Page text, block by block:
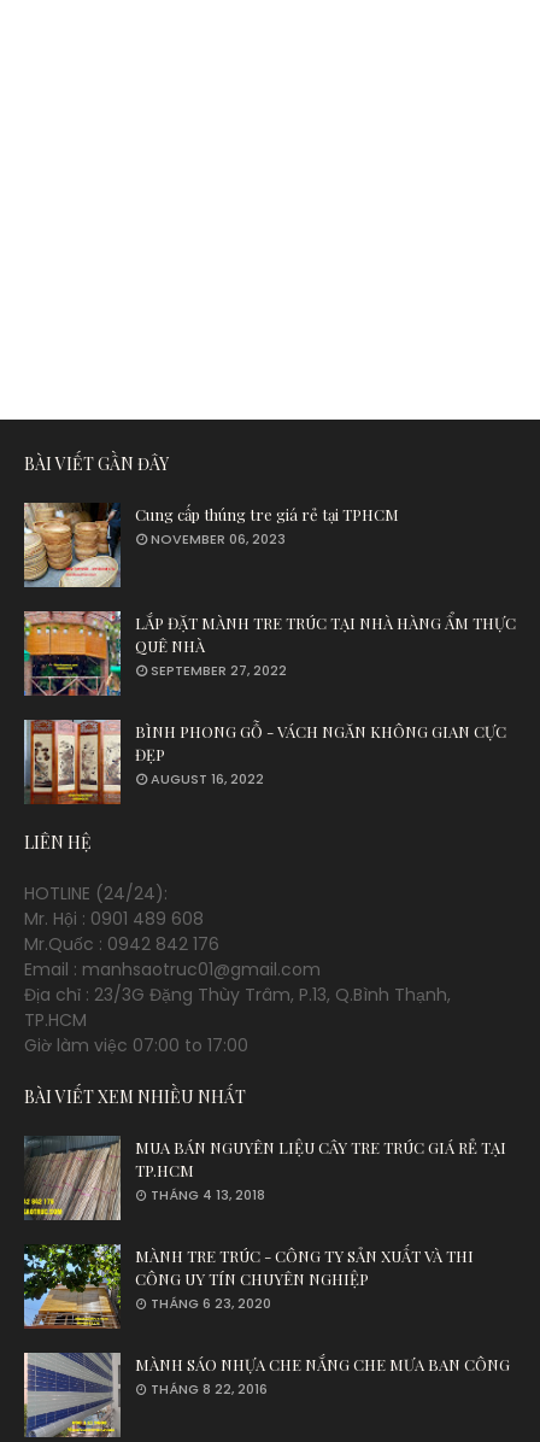
BÀI VIẾT GẦN ĐÂY
Cung cấp thúng tre giá rẻ tại TPHCM
NOVEMBER 06, 2023
LẮP ĐẶT MÀNH TRE TRÚC TẠI NHÀ HÀNG ẨM THỰC
QUÊ NHÀ
SEPTEMBER 27, 2022
BÌNH PHONG GỖ - VÁCH NGĂN KHÔNG GIAN CỰC
ĐẸP
AUGUST 16, 2022
LIÊN HỆ
HOTLINE (24/24):
Mr. Hội : 0901 489 608
Mr.Quốc : 0942 842 176
Email : manhsaotruc01@gmail.com
Địa chỉ : 23/3G Đặng Thùy Trâm, P.13, Q.Bình Thạnh,
TP.HCM
Giờ làm việc 07:00 to 17:00
BÀI VIẾT XEM NHIỀU NHẤT
MUA BÁN NGUYÊN LIỆU CÂY TRE TRÚC GIÁ RẺ TẠI
TP.HCM
THÁNG 4 13, 2018
MÀNH TRE TRÚC - CÔNG TY SẢN XUẤT VÀ THI
CÔNG UY TÍN CHUYÊN NGHIỆP
THÁNG 6 23, 2020
MÀNH SÁO NHỰA CHE NẮNG CHE MƯA BAN CÔNG
THÁNG 8 22, 2016